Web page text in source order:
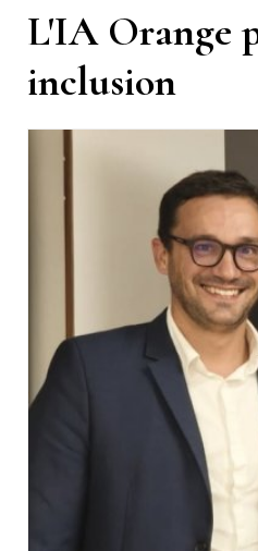
L'IA Orange
inclusion